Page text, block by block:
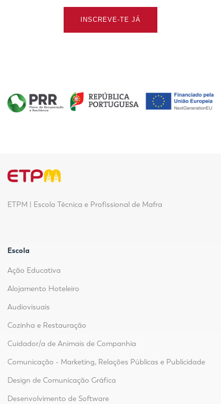
INSCREVE-TE JÁ
ETPM | Escola Técnica e Profissional de Mafra
Escola
Ação Educativa
Alojamento Hoteleiro
Audiovisuais
Cozinha e Restauração
Cuidador/a de Animais de Companhia
Comunicação - Marketing, Relações Públicas e Publicidade
Design de Comunicação Gráfica
Desenvolvimento de Software